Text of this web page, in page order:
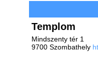
Templom
Mindszenty tér 1
9700 Szombathely